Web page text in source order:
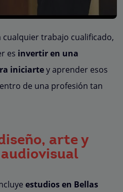
trabajo cualificado,
es invertir en una
iniciartey aprender esos
de una profesión tan
arte y
estudios en Bellas